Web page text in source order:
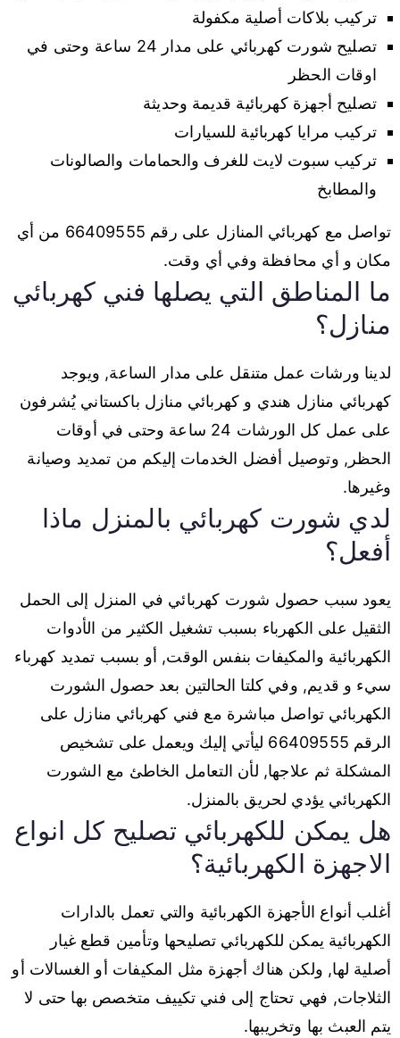
تركيب بلاكات أصلية مكفولة
تصليح شورت كهربائي على مدار 24 ساعة وحتى في
اوقات الحظر
تصليح أجهزة كهربائية قديمة وحديثة
تركيب مرايا كهربائية للسيارات
تركيب سبوت لايت للغرف والحمامات والصالونات
والمطابخ
تواصل مع كهربائي المنازل على رقم 66409555 من أي
مكان و أي محافظة وفي أي وقت.
ما المناطق التي يصلها فني كهربائي
منازل؟
لدينا ورشات عمل متنقل على مدار الساعة, ويوجد
كهربائي منازل هندي و كهربائي منازل باكستاني يُشرفون
على عمل كل الورشات 24 ساعة وحتى في أوقات
الحظر, وتوصيل أفضل الخدمات إليكم من تمديد وصيانة
وغيرها.
لدي شورت كهربائي بالمنزل ماذا
أفعل؟
يعود سبب حصول شورت كهربائي في المنزل إلى الحمل
الثقيل على الكهرباء بسبب تشغيل الكثير من الأدوات
الكهربائية والمكيفات بنفس الوقت, أو بسبب تمديد كهرباء
سيء و قديم, وفي كلتا الحالتين بعد حصول الشورت
الكهربائي تواصل مباشرة مع فني كهربائي منازل على
الرقم 66409555 ليأتي إليك ويعمل على تشخيص
المشكلة ثم علاجها, لأن التعامل الخاطئ مع الشورت
الكهربائي يؤدي لحريق بالمنزل.
هل يمكن للكهربائي تصليح كل انواع
الاجهزة الكهربائية؟
أغلب أنواع الأجهزة الكهربائية والتي تعمل بالدارات
الكهربائية يمكن للكهربائي تصليحها وتأمين قطع غيار
أصلية لها, ولكن هناك أجهزة مثل المكيفات أو الغسالات أو
الثلاجات, فهي تحتاج إلى فني تكييف متخصص بها حتى لا
يتم العبث بها وتخريبها.